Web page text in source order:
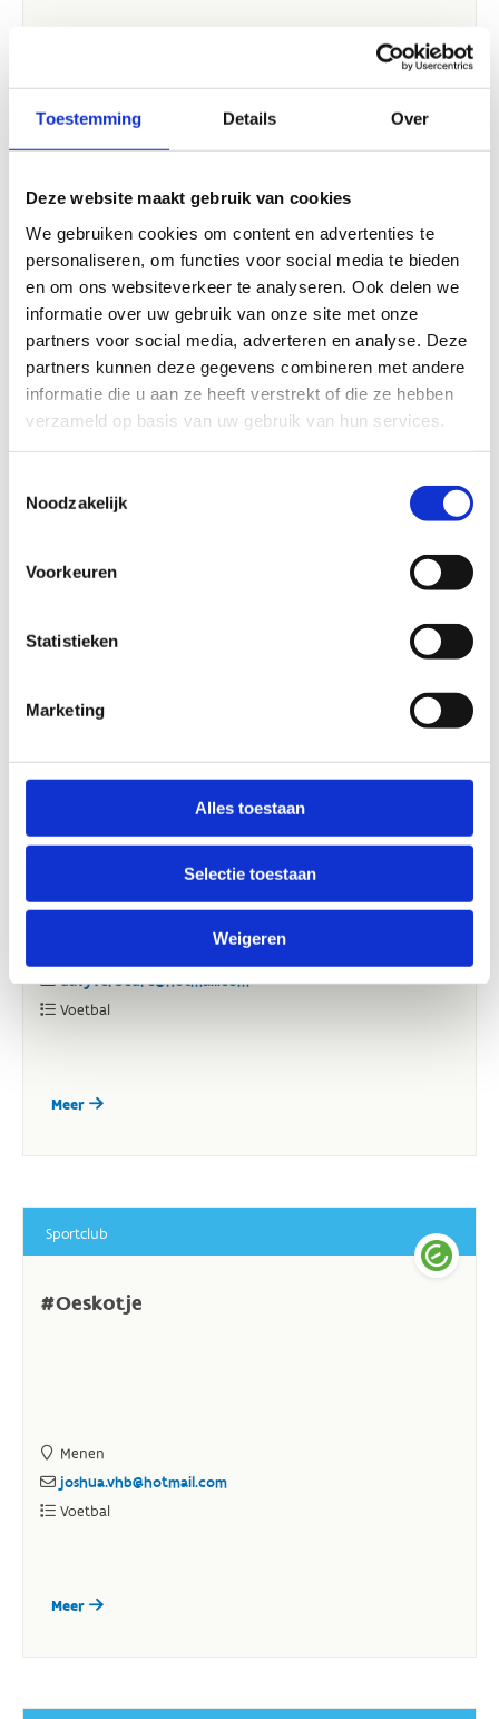
Toestemming Details Over
Deze website maakt gebruik van cookies
We gebruiken cookies om content en advertenties te
personaliseren, om functies voor social media te bieden
en om ons websiteverkeer te analyseren. Ook delen we
informatie over uw gebruik van onze site met onze
partners voor social media, adverteren en analyse. Deze
partners kunnen deze gegevens combineren met andere
informatie die u aan ze heeft verstrekt of die ze hebben
verzameld op basis van uw gebruik van hun services.
Noodzakelijk
Voorkeuren
Statistieken
Marketing
Alles toestaan
Selectie toestaan
Weigeren